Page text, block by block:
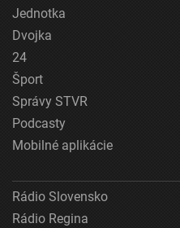
Jednotka
Dvojka
24
Šport
Správy STVR
Podcasty
Mobilné aplikácie
Rádio Slovensko
Rádio Regina